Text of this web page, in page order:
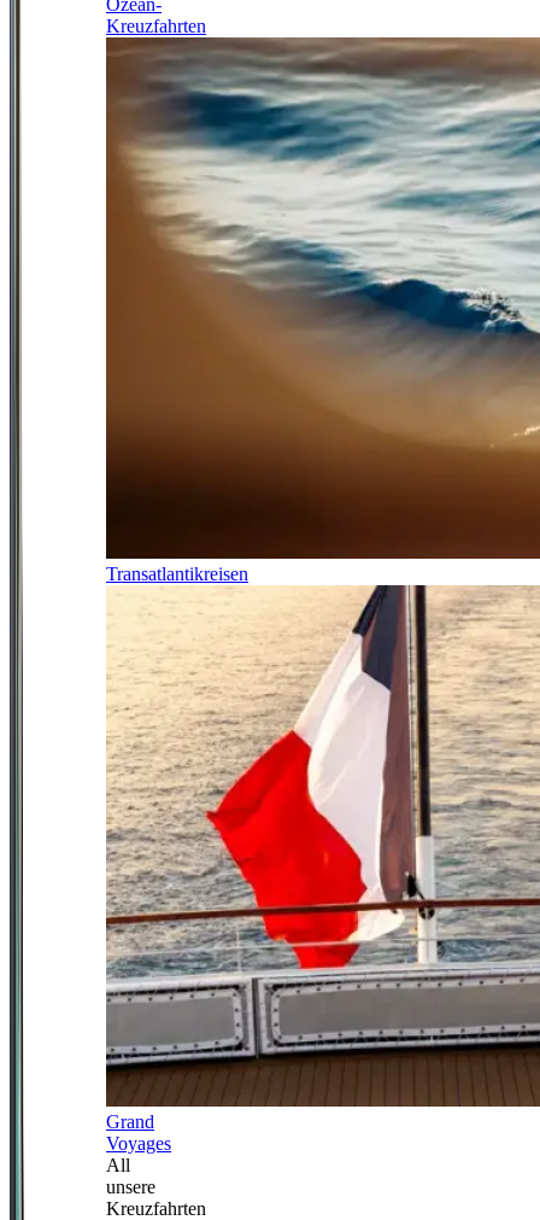
Ozean-
Kreuzfahrten
Transatlantikreisen
Grand
Voyages
All
unsere
Kreuzfahrten